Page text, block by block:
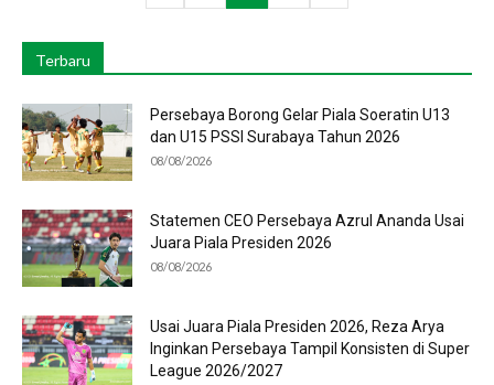
Terbaru
Persebaya Borong Gelar Piala Soeratin U13
dan U15 PSSI Surabaya Tahun 2026
08/08/2026
Statemen CEO Persebaya Azrul Ananda Usai
Juara Piala Presiden 2026
08/08/2026
Usai Juara Piala Presiden 2026, Reza Arya
Inginkan Persebaya Tampil Konsisten di Super
League 2026/2027